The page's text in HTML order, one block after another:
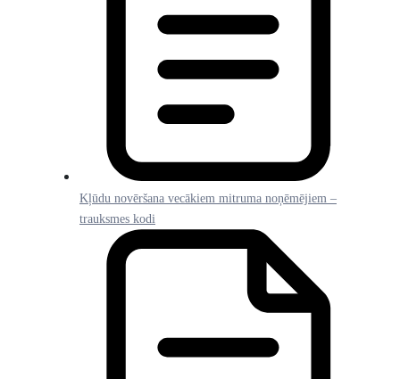
Kļūdu novēršana vecākiem mitruma noņēmējiem –
trauksmes kodi